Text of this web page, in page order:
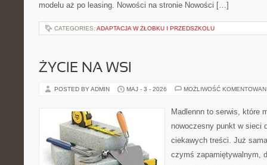
modelu aż po leasing. Nowości na stronie Nowości […]
CATEGORIES: ADAPTACJA W ŻŁOBKU I PRZEDSZKOLU
ŻYCIE NA WSI
POSTED BY ADMIN MAJ - 3 - 2026 MOŻLIWOŚĆ
Madlennn to serwis, które
nowoczesny punkt w sieci
ciekawych treści. Już
czymś zapamiętywalnym,